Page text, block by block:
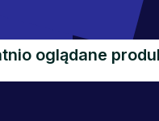
oglądane